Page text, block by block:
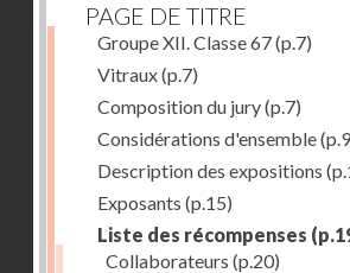
PAGE DE TITRE
Groupe XII. Classe 67(p.7)
Vitraux(p.7)
Composition du jury(p.7)
Considérations d'ensemble
Description des expositions
Exposants (p.15)
Liste des récompenses
Collaborateurs (p.20)